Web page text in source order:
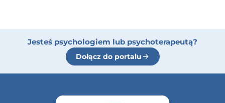
Jesteś psychologiem lub psychoterapeutą?
Dołącz do portalu